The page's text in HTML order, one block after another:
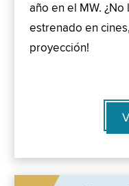
año en el MW. ¿No
estrenado en
proyección!